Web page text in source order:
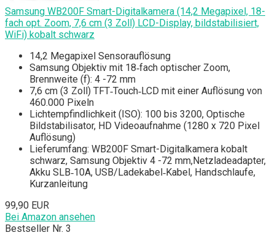
Samsung WB200F Smart-Digitalkamera (14,2 Megapixel, 18-
fach opt. Zoom, 7,6 cm (3 Zoll) LCD-Display, bildstabilisiert,
WiFi) kobalt schwarz
14,2 Megapixel Sensorauflösung
Samsung Objektiv mit 18‐fach optischer Zoom,
Brennweite (f): 4 -72 mm
7,6 cm (3 Zoll) TFT‐Touch‐LCD mit einer Auflösung von
460.000 Pixeln
Lichtempfindlichkeit (ISO): 100 bis 3200, Optische
Bildstabilisator, HD Videoaufnahme (1280 x 720 Pixel
Auflösung)
Lieferumfang: WB200F Smart-Digitalkamera kobalt
schwarz, Samsung Objektiv 4 -72 mm,Netzladeadapter,
Akku SLB‐10A, USB/Ladekabel‐Kabel, Handschlaufe,
Kurzanleitung
99,90 EUR
Bei Amazon ansehen
Bestseller Nr. 3